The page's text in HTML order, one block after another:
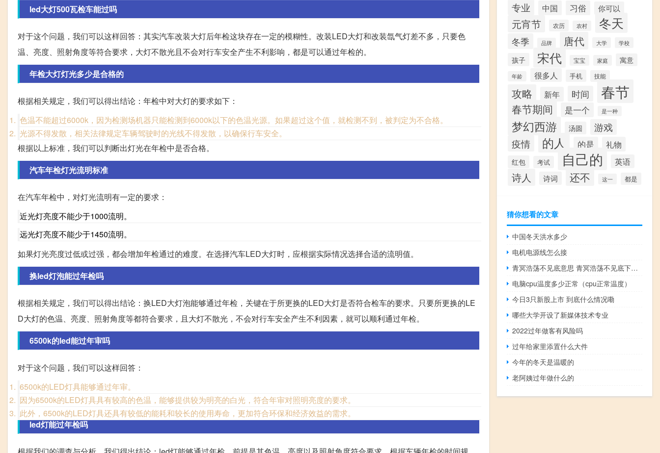
led大灯500瓦检车能过吗
对于这个问题，我们可以这样回答：其实汽车改装大灯后年检这块存在一定的模糊性。改装LED大灯和改装氙气灯差不多，只要色
温、亮度、照射角度等符合要求，大灯不散光且不会对行车安全产生不利影响，都是可以通过年检的。
年检大灯灯光多少是合格的
根据相关规定，我们可以得出结论：年检中对大灯的要求如下：
色温不能超过6000k，因为检测场机器只能检测到6000k以下的色温光源。如果超过这个值，就检测不到，被判定为不合格。
光源不得发散，相关法律规定车辆驾驶时的光线不得发散，以确保行车安全。
根据以上标准，我们可以判断出灯光在年检中是否合格。
汽车年检灯光流明标准
在汽车年检中，对灯光流明有一定的要求：
近光灯亮度不能少于1000流明。
远光灯亮度不能少于1450流明。
如果灯光亮度过低或过强，都会增加年检通过的难度。在选择汽车LED大灯时，应根据实际情况选择合适的流明值。
换led灯泡能过年检吗
根据相关规定，我们可以得出结论：换LED大灯泡能够通过年检，关键在于所更换的LED大灯是否符合检车的要求。只要所更换的LE
D大灯的色温、亮度、照射角度等都符合要求，且大灯不散光，不会对行车安全产生不利因素，就可以顺利通过年检。
6500k的led能过年审吗
对于这个问题，我们可以这样回答：
6500k的LED灯具能够通过年审。
因为6500k的LED灯具具有较高的色温，能够提供较为明亮的白光，符合年审对照明亮度的要求。
此外，6500k的LED灯具还具有较低的能耗和较长的使用寿命，更加符合环保和经济效益的需求。
led灯能过年检吗
专业 中国 习俗 你可以
元宵节 农历 农村 冬天
冬季 品牌 唐代 大学 学校
孩子 宋代 宝宝 家庭 寓意
年龄 很多人 手机 技能
攻略 新年 时间 春节
春节期间 是一个 是一种
梦幻西游 汤圆 游戏
疫情 的人 的是 礼物
红包 考试 自己的 英语
诗人 诗词 还不 这一 都是
猜你想看的文章
中国冬天洪水多少
电机电源线怎么接
青冥浩荡不见底意思 青冥浩荡不见底下一句
电脑cpu温度多少正常（cpu正常温度）
今日3只新股上市 到底什么情况嘞
哪些大学开设了新媒体技术专业
2022过年做客有风险吗
过年给家里添置什么大件
今年的冬天是温暖的
老阿姨过年做什么的